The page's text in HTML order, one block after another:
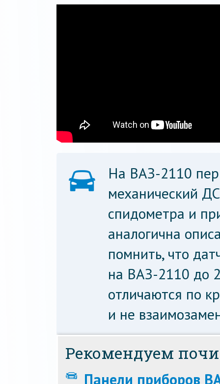
На ВАЗ-2110
механический
спидометра и
аналогична
помнить, что
на ВАЗ-2110 до
отличаются по
и не
Рекомендуем
Панели приборов